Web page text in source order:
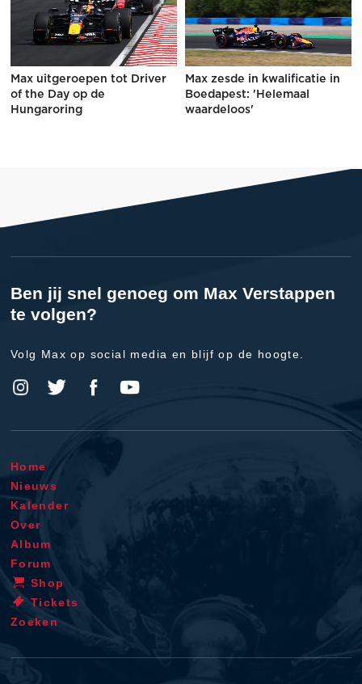
Max uitgeroepen tot Driver
of the Day op de
Hungaroring
Max zesde in kwalificatie in
Boedapest: 'Helemaal
waardeloos'
Ben jij snel genoeg om Max Verstappen
te volgen?
Volg Max op social media en blijf op de hoogte.
Home
Nieuws
Kalender
Over
Album
Forum
Shop
Tickets
Zoeken